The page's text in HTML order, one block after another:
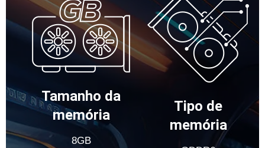
Tamanho da
memória
8GB
Tipo de
memória